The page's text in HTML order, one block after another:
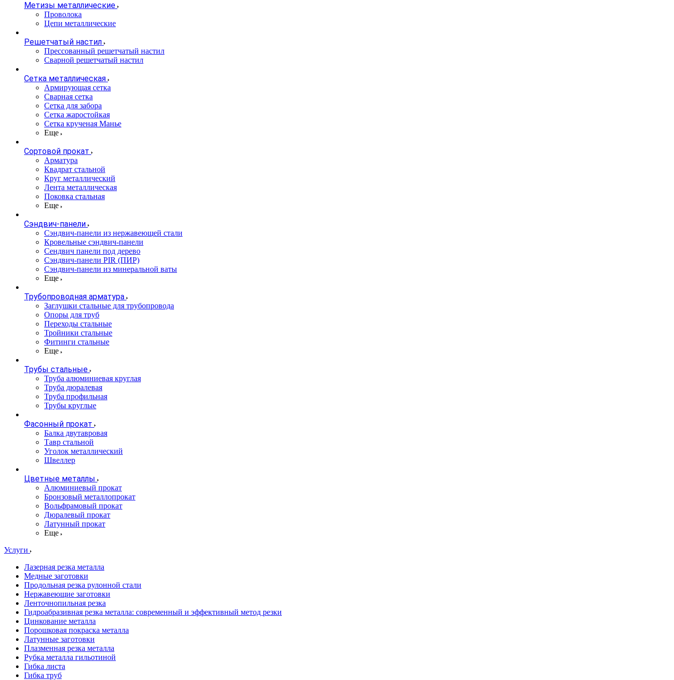
Метизы металлические
Проволока
Цепи металлические
Решетчатый настил
Прессованный решетчатый настил
Сварной решетчатый настил
Сетка металлическая
Армирующая сетка
Сварная сетка
Сетка для забора
Сетка жаростойкая
Сетка крученая Манье
Еще
Сортовой прокат
Арматура
Квадрат стальной
Круг металлический
Лента металлическая
Поковка стальная
Еще
Сэндвич-панели
Cэндвич-панели из нержавеющей стали
Кровельные сэндвич-панели
Сендвич панели под дерево
Сэндвич-панели PIR (ПИР)
Сэндвич-панели из минеральной ваты
Еще
Трубопроводная арматура
Заглушки стальные для трубопровода
Опоры для труб
Переходы стальные
Тройники стальные
Фитинги стальные
Еще
Трубы стальные
Труба алюминиевая круглая
Труба дюралевая
Труба профильная
Трубы круглые
Фасонный прокат
Балка двутавровая
Тавр стальной
Уголок металлический
Швеллер
Цветные металлы
Алюминиевый прокат
Бронзовый металлопрокат
Вольфрамовый прокат
Дюралевый прокат
Латунный прокат
Еще
Услуги
Лазерная резка металла
Медные заготовки
Продольная резка рулонной стали
Нержавеющие заготовки
Ленточнопильная резка
Гидроабразивная резка металла: современный и эффективный метод резки
Цинкование металла
Порошковая покраска металла
Латунные заготовки
Плазменная резка металла
Рубка металла гильотиной
Гибка листа
Гибка труб